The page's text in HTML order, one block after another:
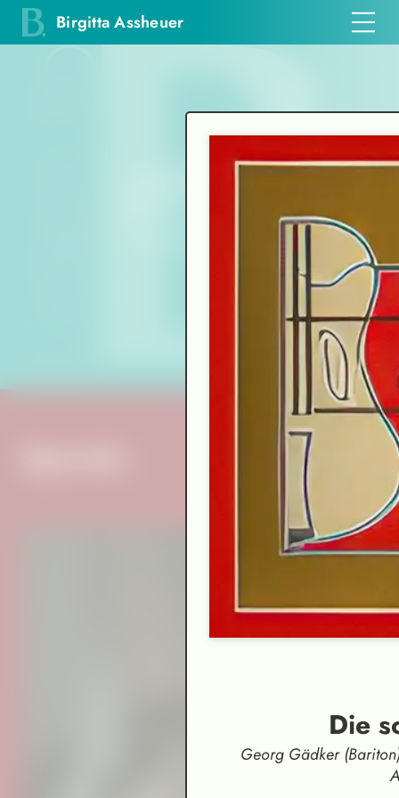
Die
Georg Gädker
Birgitta Assheuer
vibrierender Intensität
Frankfurter Allgemeine Zeitung